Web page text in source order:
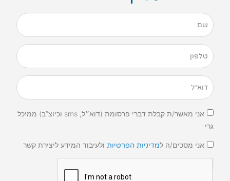
אני מאשר/ת קבלת דברי פרסומת (דוא״ל, sms וכיוצ”ב) ממיכל
גרי
אני מסכים/ה למדיניות הפרטיות ולעיבוד המידע ליצירת קשר